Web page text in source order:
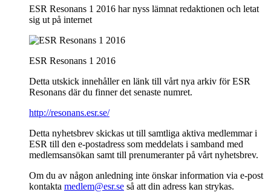
ESR Resonans 1 2016 har nyss lämnat redaktionen och letat
sig ut på internet
ESR Resonans 1 2016
Detta utskick innehåller en länk till vårt nya arkiv för ESR
Resonans där du finner det senaste numret.
http://resonans.esr.se/
Detta nyhetsbrev skickas ut till samtliga aktiva medlemmar i
ESR till den e-postadress som meddelats i samband med
medlemsansökan samt till prenumeranter på vårt nyhetsbrev.
Om du av någon anledning inte önskar information via e-post
kontakta medlem@esr.se så att din adress kan strykas.